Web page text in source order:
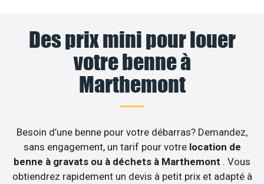
Des prix mini pour louer
votre benne à
Marthemont
Besoin d’une benne pour votre débarras? Demandez,
sans engagement, un tarif pour votre location de
benne à gravats ou à déchets à Marthemont . Vous
obtiendrez rapidement un devis à petit prix et adapté à